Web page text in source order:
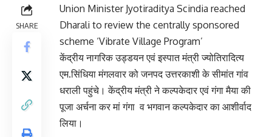
SHARE
Union Minister Jyotiraditya Scindia reached
Dharali to review the centrally sponsored
scheme ‘Vibrate Village Program’
केंद्रीय नागरिक उड्डयन एवं इस्पात मंत्री ज्योतिरादित्य
एम.सिंधिया मंगलवार को जनपद उत्तरकाशी के सीमांत गांव
धराली पहुंचे। केंद्रीय मंत्री ने कल्पकेदार एवं गंगा मैया की
पूजा अर्चना कर मां गंगा व भगवान कल्पकेदार का आशीर्वाद
लिया।